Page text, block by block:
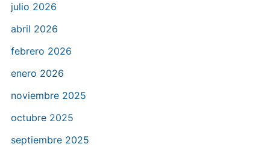
julio 2026
abril 2026
febrero 2026
enero 2026
noviembre 2025
octubre 2025
septiembre 2025